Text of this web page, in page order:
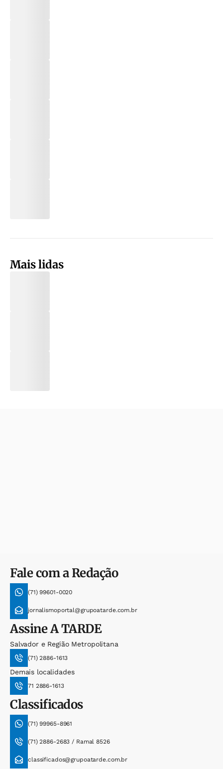
Mais lidas
Fale com a Redação
(71) 99601-0020
jornalismoportal@grupoatarde.com.br
AssineA TARDE
Salvador e Região Metropolitana
(71) 2886-1613
Demais localidades
71 2886-1613
Classificados
(71) 99965-8961
(71) 2886-2683 / Ramal 8526
classificados@grupoatarde.com.br